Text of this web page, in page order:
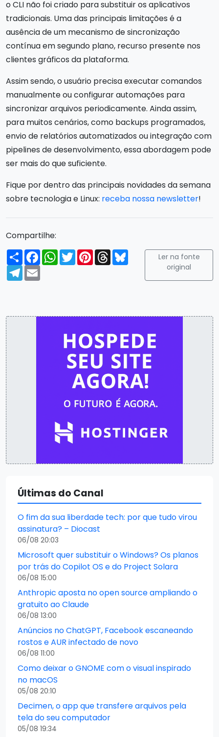
o CLI não foi criado para substituir os aplicativos
tradicionais. Uma das principais limitações é a
ausência de um mecanismo de sincronização
contínua em segundo plano, recurso presente nos
clientes gráficos da plataforma.
Assim sendo, o usuário precisa executar comandos
manualmente ou configurar automações para
sincronizar arquivos periodicamente. Ainda assim,
para muitos cenários, como backups programados,
envio de relatórios automatizados ou integração com
pipelines de desenvolvimento, essa abordagem pode
ser mais do que suficiente.
Fique por dentro das principais novidades da semana
sobre tecnologia e Linux: receba nossa newsletter!
Compartilhe:
Compartilhar
FacebookWhatsApp
TwitterPinterest
ThreadsBluesky
Telegram
Email
Ler na fonte
original
Últimas do Canal
O fim da sua liberdade tech: por que tudo virou
assinatura? – Diocast
06/08 20:03
Microsoft quer substituir o Windows? Os planos
por trás do Copilot OS e do Project Solara
06/08 15:00
Anthropic aposta no open source ampliando o
gratuito ao Claude
06/08 13:00
Anúncios no ChatGPT, Facebook escaneando
rostos e AUR infectado de novo
06/08 11:00
Como deixar o GNOME com o visual inspirado
no macOS
05/08 20:10
Decimen, o app que transfere arquivos pela
tela do seu computador
05/08 19:34